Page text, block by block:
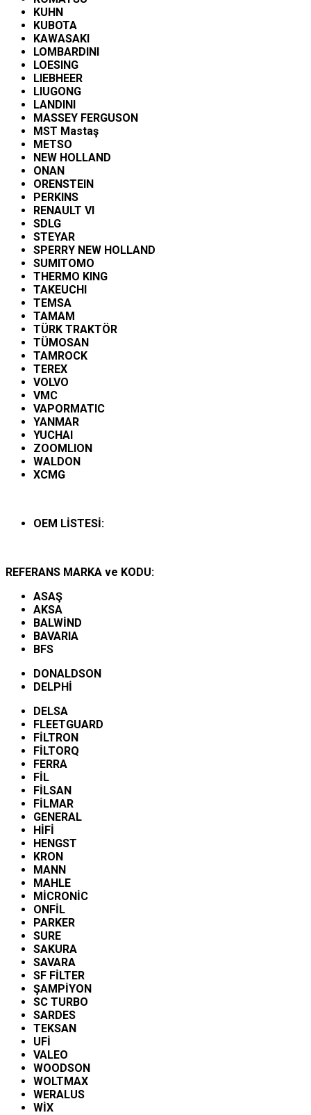
KUHN
KUBOTA
KAWASAKI
LOMBARDINI
LOESING
LIEBHEER
LIUGONG
LANDINI
MASSEY FERGUSON
MST Mastaş
METSO
NEW HOLLAND
ONAN
ORENSTEIN
PERKINS
RENAULT VI
SDLG
STEYAR
SPERRY NEW HOLLAND
SUMITOMO
THERMO KING
TAKEUCHI
TEMSA
TAMAM
TÜRK TRAKTÖR
TÜMOSAN
TAMROCK
TEREX
VOLVO
VMC
VAPORMATIC
YANMAR
YUCHAI
ZOOMLION
WALDON
XCMG
OEM LİSTESİ:
REFERANS MARKA ve KODU:
ASAŞ
AKSA
BALWİND
BAVARIA
BFS
DONALDSON
DELPHİ
DELSA
FLEETGUARD
FİLTRON
FİLTORQ
FERRA
FİL
FİLSAN
FİLMAR
GENERAL
HİFİ
HENGST
KRON
MANN
MAHLE
MİCRONİC
ONFİL
PARKER
SURE
SAKURA
SAVARA
SF FİLTER
ŞAMPİYON
SC TURBO
SARDES
TEKSAN
UFİ
VALEO
WOODSON
WOLTMAX
WERALUS
WİX